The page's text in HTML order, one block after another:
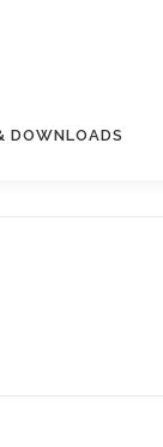
DOWNLOADS